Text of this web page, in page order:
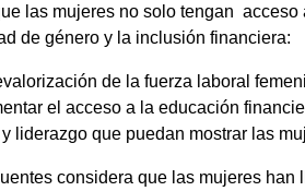
las mujeres no solo tengan acceso
de género y la inclusión financiera:
de la fuerza laboral
el acceso a la educación
liderazgo que puedan mostrar las
considera que las mujeres